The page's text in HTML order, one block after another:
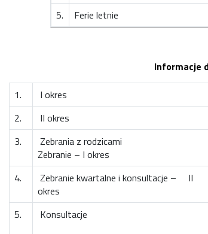
5.
Ferie letnie
Informacje
1.
I okres
2.
II okres
3.
Zebrania z rodzicami
Zebranie – I okres
4.
Zebranie kwartalne i konsultacje – II
okres
5. Konsultacje